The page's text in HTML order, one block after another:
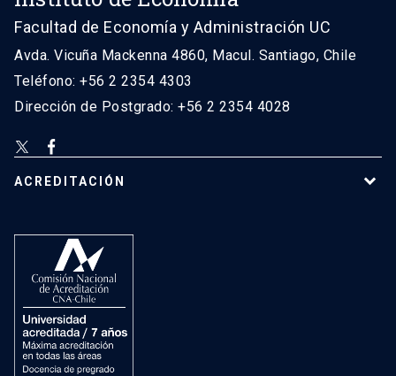
Facultad de Economía y Administración UC
Avda. Vicuña Mackenna 4860, Macul. Santiago, Chile
Teléfono: +56 2 2354 4303
Dirección de Postgrado: +56 2 2354 4028
ACREDITACIÓN